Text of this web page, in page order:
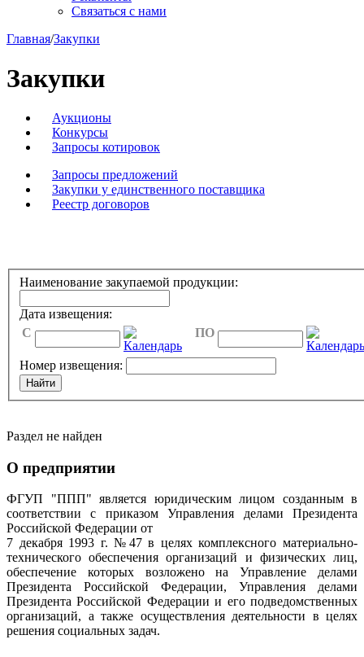
Связаться с нами
Главная/Закупки
Закупки
Аукционы
Конкурсы
Запросы котировок
Запросы предложений
Закупки у единственного поставщика
Реестр договоров
Наименование закупаемой продукции:
Дата извещения:
C
ПО
Номер извещения:
Раздел не найден
О предприятии
ФГУП "ППП" является юридическим лицом созданным в
соответствии с приказом Управления делами Президента
Российской Федерации от
7 декабря 1993 г. №47 в целях комплексного материально-
технического обеспечения организаций и физических лиц,
обеспечение которых возложено на Управление делами
Президента Российской Федерации, Управления делами
Президента Российской Федерации и его подведомственных
организаций, а также осуществления деятельности в целях
решения социальных задач.